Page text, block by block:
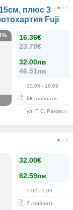
плюс 3
Fuji
16.36€
23.78€
32.00лв
46.51лв
30.05 - 16.09
56 грабнати
ул. Г. С. Раковски
32.00€
62.59лв
7.02 - 7.09
7 грабнати